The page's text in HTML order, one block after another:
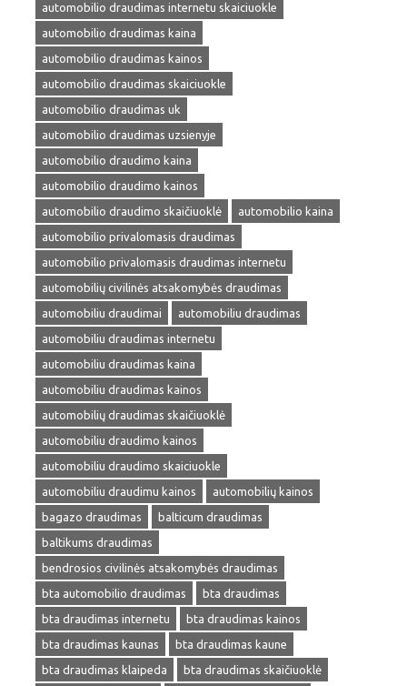
automobilio draudimas internetu skaiciuokle
automobilio draudimas kaina
automobilio draudimas kainos
automobilio draudimas skaiciuokle
automobilio draudimas uk
automobilio draudimas uzsienyje
automobilio draudimo kaina
automobilio draudimo kainos
automobilio draudimo skaičiuoklė
automobilio kaina
automobilio privalomasis draudimas
automobilio privalomasis draudimas internetu
automobilių civilinės atsakomybės draudimas
automobiliu draudimai
automobiliu draudimas
automobiliu draudimas internetu
automobiliu draudimas kaina
automobiliu draudimas kainos
automobilių draudimas skaičiuoklė
automobiliu draudimo kainos
automobiliu draudimo skaiciuokle
automobiliu draudimu kainos
automobilių kainos
bagazo draudimas
balticum draudimas
baltikums draudimas
bendrosios civilinės atsakomybės draudimas
bta automobilio draudimas
bta draudimas
bta draudimas internetu
bta draudimas kainos
bta draudimas kaunas
bta draudimas kaune
bta draudimas klaipeda
bta draudimas skaičiuoklė